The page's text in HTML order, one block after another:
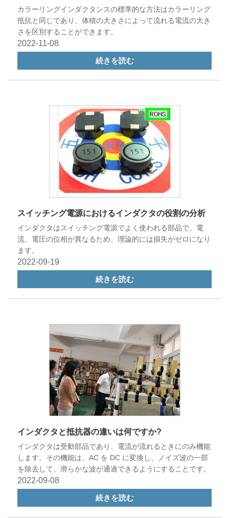
カラーリングインダクタンスの標準的な方法はカラーリング
抵抗と同じであり、体積の大きさによって流れる電流の大き
さを区別することができます。
2022-11-08
続きを読む
スイッチング電源におけるインダクタの役割の分析
インダクタはスイッチング電源でよく使われる部品で、電
流、電圧の位相が異なるため、理論的には損失がゼロになり
ます。
2022-09-19
続きを読む
インダクタと抵抗器の違いは何ですか?
インダクタは受動部品であり、電流が流れるときにのみ機能
します。その機能は、AC を DC に変換し、ノイズ波の一部
を除去して、滑らかな波が通過できるようにすることです。
2022-09-08
続きを読む